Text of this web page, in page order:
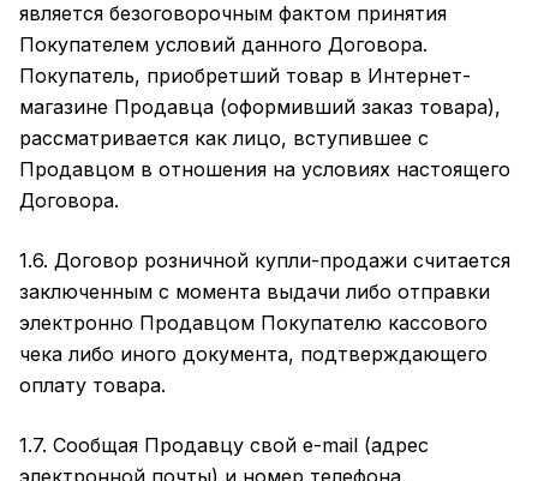
является безоговорочным фактом принятия
Покупателем условий данного Договора.
Покупатель, приобретший товар в Интернет-
магазине Продавца (оформивший заказ товара),
рассматривается как лицо, вступившее с
Продавцом в отношения на условиях настоящего
Договора.
1.6. Договор розничной купли-продажи считается
заключенным с момента выдачи либо отправки
электронно Продавцом Покупателю кассового
чека либо иного документа, подтверждающего
оплату товара.
1.7. Сообщая Продавцу свой e-mail (адрес
электронной почты) и номер телефона,